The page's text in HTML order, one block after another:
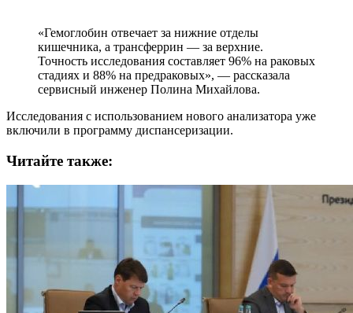
«Гемоглобин отвечает за нижние отделы
кишечника, а трансферрин — за верхние.
Точность исследования составляет 96% на раковых
стадиях и 88% на предраковых», — рассказала
сервисный инженер Полина Михайлова.
Исследования с использованием нового анализатора уже
включили в программу диспансеризации.
Читайте также: